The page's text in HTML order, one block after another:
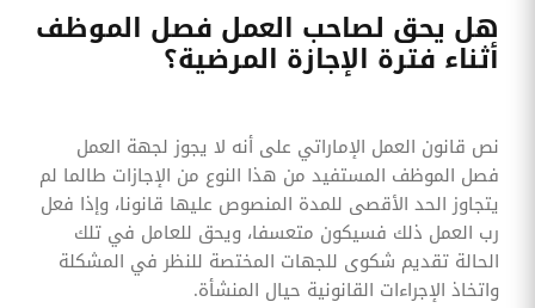
هل يحق لصاحب العمل فصل الموظف
أثناء فترة الإجازة المرضية؟
نص قانون العمل الإماراتي على أنه لا يجوز لجهة العمل
فصل الموظف المستفيد من هذا النوع من الإجازات طالما لم
يتجاوز الحد الأقصى للمدة المنصوص عليها قانونا، وإذا فعل
رب العمل ذلك فسيكون متعسفا، ويحق للعامل في تلك
الحالة تقديم شكوى للجهات المختصة للنظر في المشكلة
واتخاذ الإجراءات القانونية حيال المنشأة.